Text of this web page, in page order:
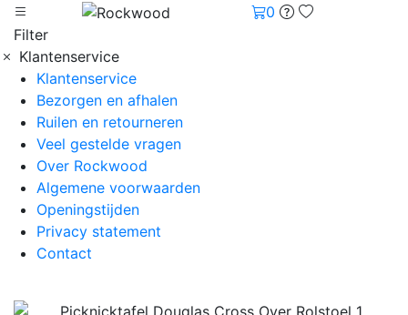
0
Filter
Klantenservice
Klantenservice
Bezorgen en afhalen
Ruilen en retourneren
Veel gestelde vragen
Over Rockwood
Algemene voorwaarden
Openingstijden
Privacy statement
Contact